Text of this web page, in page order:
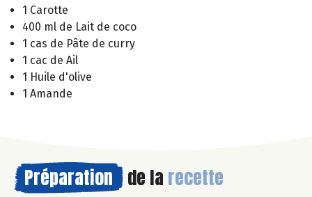
1 Carotte
400 ml de Lait de coco
1 cas de Pâte de curry
1 cac de Ail
1 Huile d'olive
1 Amande
Préparation de la recette